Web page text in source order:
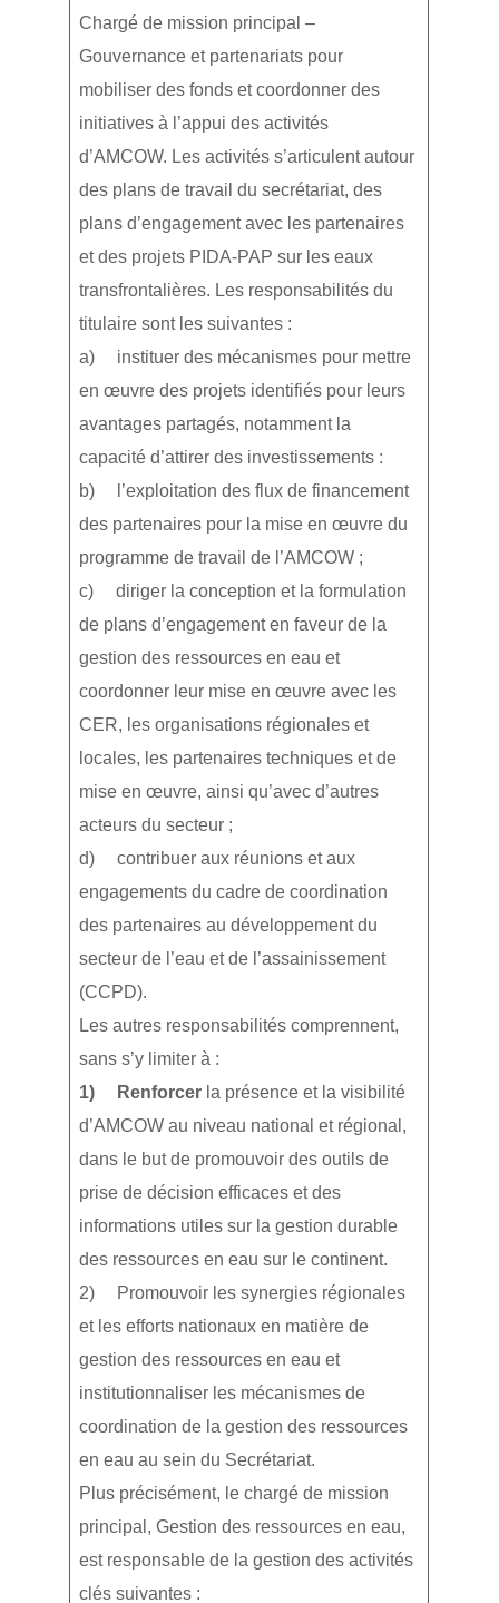
Chargé de mission principal –
Gouvernance et partenariats pour
mobiliser des fonds et coordonner des
initiatives à l’appui des activités
d’AMCOW. Les activités s’articulent autour
des plans de travail du secrétariat, des
plans d’engagement avec les partenaires
et des projets PIDA-PAP sur les eaux
transfrontalières. Les responsabilités du
titulaire sont les suivantes :
a) instituer des mécanismes pour mettre
en œuvre des projets identifiés pour leurs
avantages partagés, notamment la
capacité d’attirer des investissements :
b) l’exploitation des flux de financement
des partenaires pour la mise en œuvre du
programme de travail de l’AMCOW ;
c) diriger la conception et la formulation
de plans d’engagement en faveur de la
gestion des ressources en eau et
coordonner leur mise en œuvre avec les
CER, les organisations régionales et
locales, les partenaires techniques et de
mise en œuvre, ainsi qu’avec d’autres
acteurs du secteur ;
d) contribuer aux réunions et aux
engagements du cadre de coordination
des partenaires au développement du
secteur de l’eau et de l’assainissement
(CCPD).
Les autres responsabilités comprennent,
sans s’y limiter à :
1) Renforcer la présence et la visibilité
d’AMCOW au niveau national et régional,
dans le but de promouvoir des outils de
prise de décision efficaces et des
informations utiles sur la gestion durable
des ressources en eau sur le continent.
2) Promouvoir les synergies régionales
et les efforts nationaux en matière de
gestion des ressources en eau et
institutionnaliser les mécanismes de
coordination de la gestion des ressources
en eau au sein du Secrétariat.
Plus précisément, le chargé de mission
principal, Gestion des ressources en eau,
est responsable de la gestion des activités
clés suivantes :